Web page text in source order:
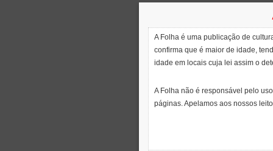
A Folha é uma publicação de
confirma que é maior de idade,
idade em locais cuja lei assim o
A Folha não é responsável pelo
páginas. Apelamos aos nossos